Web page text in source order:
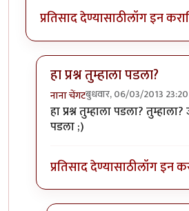
प्रतिसाद देण्यासाठीलॉग इन करा
हा प्रश्न तुम्हाला पडला?
नाना चेंगटबुधवार, 06/03/2013 23:20
In reply toहंbyश्रावण मोडक
हा प्रश्न तुम्हाला पडला?
पडला ;)
प्रतिसाद देण्यासाठीलॉग इन